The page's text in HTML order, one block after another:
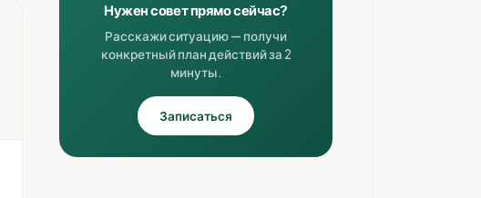
Нужен совет прямо сейчас?
Расскажи ситуацию — получи
конкретный план действий за 2
минуты.
Записаться